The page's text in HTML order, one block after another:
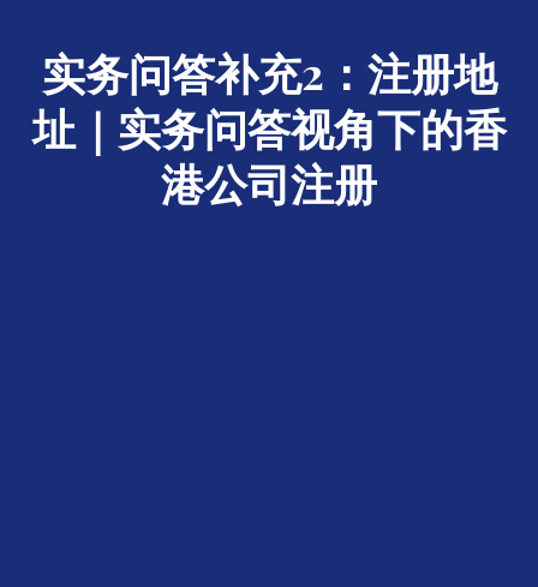
实务问答补充2：注册地
址｜实务问答视角下的香
港公司注册